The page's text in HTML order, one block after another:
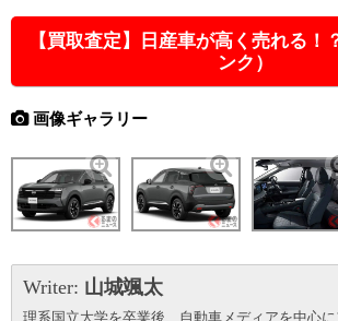
【買取査定】日産車が高く売れる！
ンク）
画像ギャラリー
Writer: 山城颯太
理系国立大学を卒業後、自動車メディアを中心